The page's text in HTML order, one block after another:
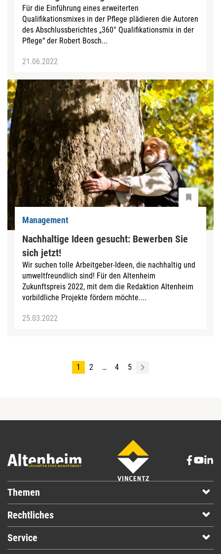
Für die Einführung eines erweiterten
Qualifikationsmixes in der Pflege plädieren die Autoren
des Abschlussberichtes „360° Qualifikationsmix in der
Pflege“ der Robert Bosch...
21.06.2022
Management
Nachhaltige Ideen gesucht: Bewerben Sie
sich jetzt!
Wir suchen tolle Arbeitgeber-Ideen, die nachhaltig und
umweltfreundlich sind! Für den Altenheim
Zukunftspreis 2022, mit dem die Redaktion Altenheim
vorbildliche Projekte fördern möchte....
25.03.2022
1 2 … 4 5
Themen
Rechtliches
Service